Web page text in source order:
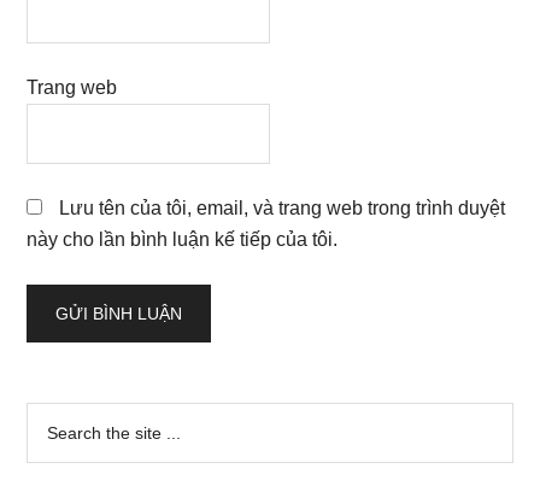
Trang web
Lưu tên của tôi, email, và trang web trong trình duyệt
này cho lần bình luận kế tiếp của tôi.
Sidebar
chính